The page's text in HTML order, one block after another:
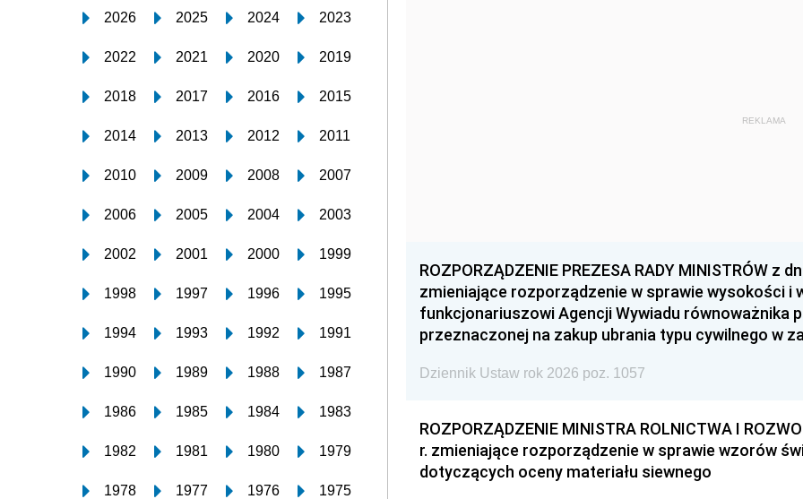
2026 2025 2024 2023
2022 2021 2020 2019
2018 2017 2016 2015
2014 2013 2012 2011
2010 2009 2008 2007
2006 2005 2004 2003
2002 2001 2000 1999
1998 1997 1996 1995
1994 1993 1992 1991
1990 1989 1988 1987
1986 1985 1984 1983
1982 1981 1980 1979
1978 1977 1976 1975
REKLAMA
ROZPORZĄDZENIE PREZESA RADY MINISTRÓW z
zmieniające rozporządzenie w sprawie wysokości i
funkcjonariuszowi Agencji Wywiadu równoważnika
przeznaczonej na zakup ubrania typu cywilnego w
Dziennik Ustaw rok 2026 poz. 1057
ROZPORZĄDZENIE MINISTRA ROLNICTWA I
r. zmieniające rozporządzenie w sprawie wzorów
dotyczących oceny materiału siewnego